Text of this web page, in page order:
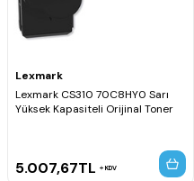
Lexmark
Lexmark CS310 70C8HY0 Sarı
Yüksek Kapasiteli Orijinal Toner
5.007,67TL KDV